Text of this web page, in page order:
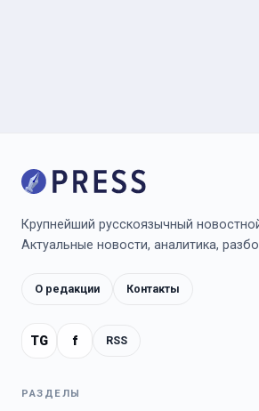
Крупнейший русскоязычный
Актуальные новости, аналитика,
О редакции Контакты
TG f RSS
РАЗДЕЛЫ